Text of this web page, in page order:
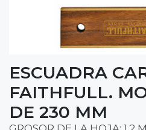
ESCUADRA
FAITHFULL.
DE 230 MM